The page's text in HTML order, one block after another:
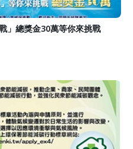
」總獎金30萬等你來挑戰